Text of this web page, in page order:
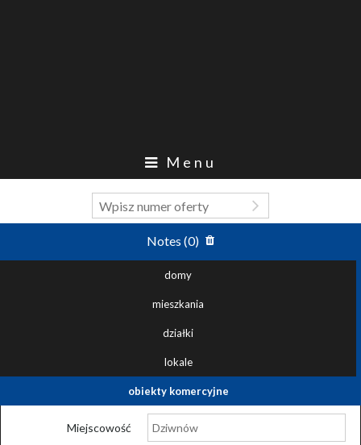
Menu
Notes (0)
domy
mieszkania
działki
lokale
obiekty komercyjne
Miejscowość